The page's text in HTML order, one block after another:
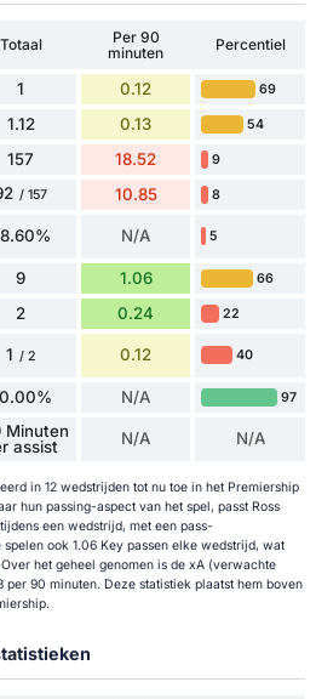
Totaal
Per 90
minuten
Percentiel
1 0.12 69
1.12 0.13 54
157 18.52 9
/ 157 10.85 8
N/A 5
9 1.06 66
2 0.24 22
1 / 2 0.12 40
N/A 97
Minuten
assist
N/A N/A
in 12 wedstrijden tot nu toe in het Premiership
hun passing-aspect van het spel, passt Ross
een wedstrijd, met een pass-
ook 1.06 Key passen elke wedstrijd, wat
het geheel genomen is de xA (verwachte
per 90 minuten. Deze statistiek plaatst hem boven